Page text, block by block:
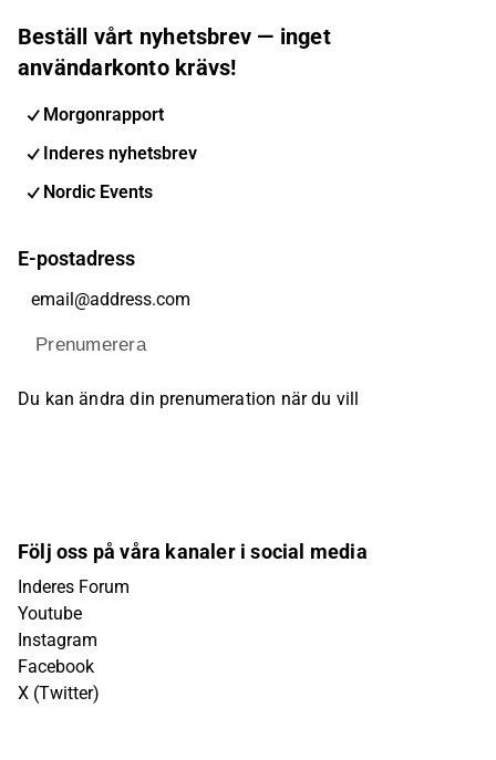
Beställ vårt nyhetsbrev — inget
användarkonto krävs!
Morgonrapport
Inderes nyhetsbrev
Nordic Events
E-postadress
Prenumerera
Du kan ändra din prenumeration när du vill
Följ oss på våra kanaler i social media
Inderes Forum
Youtube
Instagram
Facebook
X (Twitter)